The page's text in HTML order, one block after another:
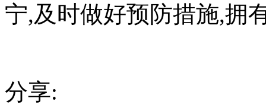
宁,及时做好预防措施,拥
分享: